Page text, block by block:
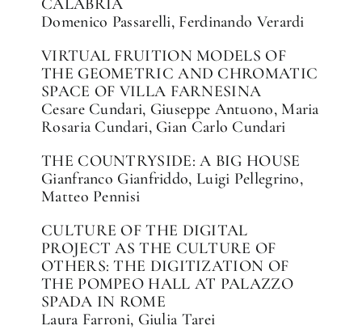
Domenico Passarelli, Ferdinando Verardi
VIRTUAL FRUITION MODELS OF
THE GEOMETRIC AND CHROMATIC
SPACE OF VILLA FARNESINA
Cesare Cundari, Giuseppe Antuono, Maria
Rosaria Cundari, Gian Carlo Cundari
THE COUNTRYSIDE: A BIG HOUSE
Gianfranco Gianfriddo, Luigi Pellegrino,
Matteo Pennisi
CULTURE OF THE DIGITAL
PROJECT AS THE CULTURE OF
OTHERS: THE DIGITIZATION OF
THE POMPEO HALL AT PALAZZO
SPADA IN ROME
Laura Farroni, Giulia Tarei